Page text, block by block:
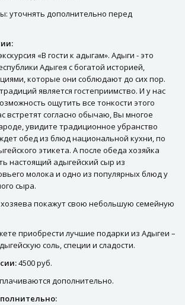
уточнять дополнительно перед
«В гости к адыгам». Адыги - это
Адыгея с богатой историей,
которые они соблюдают до сих пор.
является гостеприимство. И у нас
ощутить все тонкости этого
встретят согласно обычаю, Вы многое
увидите традиционное убранство
обед из блюд национальной кухни, по
этикета. А после обеда хозяйка
настоящий адыгейский сыр из
молока и одно из популярных блюд у
сыра.
покажут свою небольшую семейную
приобрести лучшие подарки из Адыгеи –
соль, специи и сладости.
4500 руб.
дополнительно.